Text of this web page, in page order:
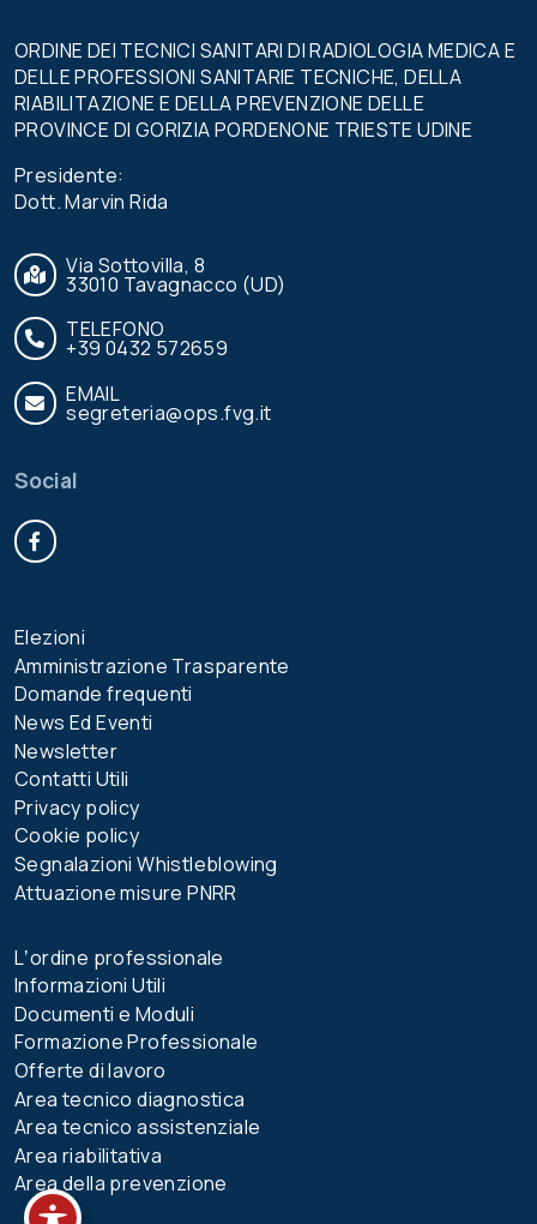
ORDINE DEI TECNICI SANITARI DI RADIOLOGIA MEDICA E
DELLE PROFESSIONI SANITARIE TECNICHE, DELLA
RIABILITAZIONE E DELLA PREVENZIONE DELLE
PROVINCE DI GORIZIA PORDENONE TRIESTE UDINE
Presidente:
Dott. Marvin Rida
Via Sottovilla, 8
33010 Tavagnacco (UD)
TELEFONO
+39 0432 572659
EMAIL
segreteria@ops.fvg.it
Social
Elezioni
Amministrazione Trasparente
Domande frequenti
News Ed Eventi
Newsletter
Contatti Utili
Privacy policy
Cookie policy
Segnalazioni Whistleblowing
Attuazione misure PNRR
Lʼordine professionale
Informazioni Utili
Documenti e Moduli
Formazione Professionale
Offerte di lavoro
Area tecnico diagnostica
Area tecnico assistenziale
Area riabilitativa
Area della prevenzione